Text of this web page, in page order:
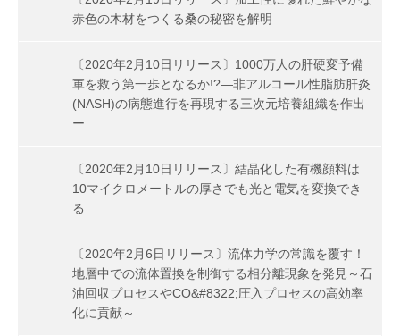
赤色の木材をつくる桑の秘密を解明
〔2020年2月10日リリース〕1000万人の肝硬変予備
軍を救う第一歩となるか!?―非アルコール性脂肪肝炎
(NASH)の病態進行を再現する三次元培養組織を作出
ー
〔2020年2月10日リリース〕結晶化した有機顔料は
10マイクロメートルの厚さでも光と電気を変換でき
る
〔2020年2月6日リリース〕流体力学の常識を覆す！
地層中での流体置換を制御する相分離現象を発見～石
油回収プロセスやCO&#8322;圧入プロセスの高効率
化に貢献～